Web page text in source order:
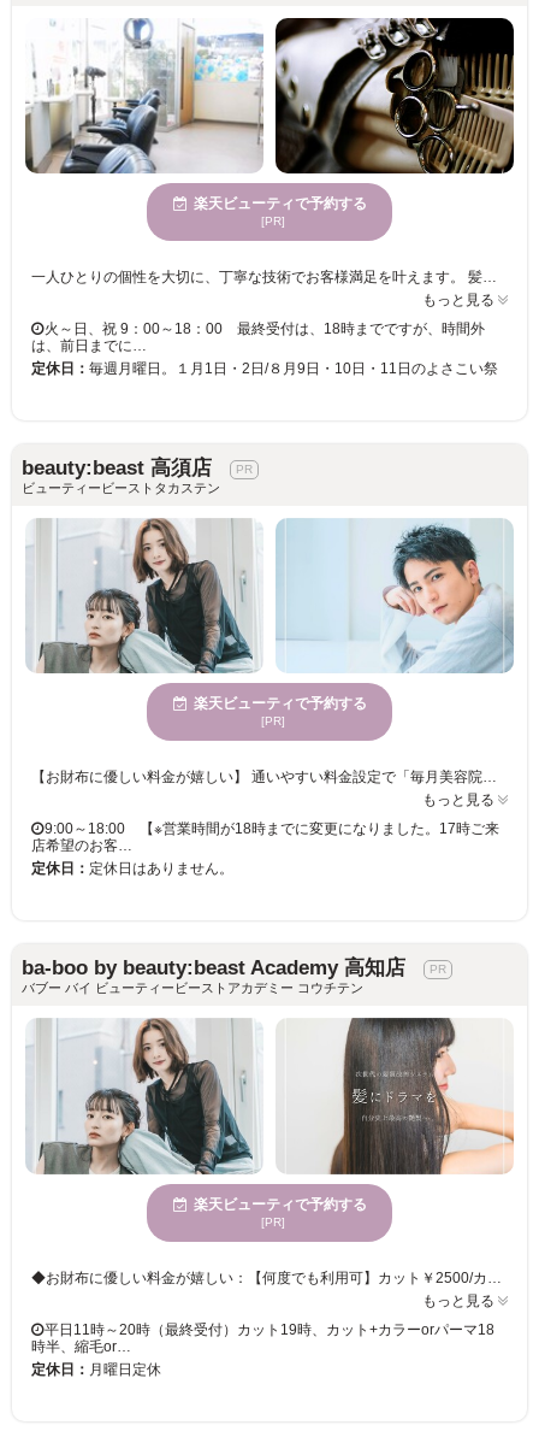
楽天ビューティで予約する
[PR]
一人ひとりの個性を大切に、丁寧な技術でお客様満足を叶えます。 髪のダメージが気になる方にオススメの毛髪判断に定評があり、クセ、髪質を見極め提案します。 再現性の高いスタイル☆忙しい朝にもサロン帰りのスタイリングが出来ると定評です◎ 【ソニル縮毛矯正】独自の縮毛矯正で施術後の手入れが簡単。 【リーフウェーブ】特許システムのパーマでウェーブの持続性が優れています。 【ヘレン・カラー】ファッションカラーからグレイカラーまで、従来のヘアカラーとは全く違った染毛メカニズムの特許ヘアカラーです。ダメージを軽減したヘアカラーで頭皮と髪にやさしく染めます。 【ダメージサプレッション-システム】ヘアカラー、パーマ、縮毛矯正等の施術にフリーチョイスでき、今までにない、艶髪になります。（特許製法商品使用） 【ファミリーで通えるから安心】メンズにも人気のサロン、お子様連れでも安心してご来店いただけます。 ☆幅広い世代から支持を受けてます◎
もっと見る
火～日、祝 9：00～18：00 最終受付は、18時までですが、時間外
は、前日までに…
定休日： 毎週月曜日。１月1日・2日/８月9日・10日・11日のよさこい祭
beauty:beast 高須店
ビューティービーストタカステン
楽天ビューティで予約する
[PR]
【お財布に優しい料金が嬉しい】 通いやすい料金設定で「毎月美容院に行きたい」「美容院で楽しく過ごしたい」というお客様の綺麗をずっと応援します！ スタイリストの技術や使用する薬剤に一切の妥協ナシ！丁寧なカウンセリングであなたの“なりたい”を叶えてくれるサロンです☆ 【メンズカットならココ】 一人一人の個性を活かし、あらゆるシーンに対応したスタイルをご提案するメンズヘアはカットがキメ手！月1のメンテナンス感覚で通える価格設定も人気の秘訣◎ 楽にキマるスタイリングや、自宅でも再現性もバッチリ！ ◇新木駅より 徒歩3分 ◇当日予約・飛び込みでのご来店OK ◇クレジットカード／PayPay／楽天ペイ利用可 ◇スパ専門店並みの極上ヘッドスパメニューあり ショート/レイヤー/髪質改善/インナー/ハイライト/キッズカット/ヘアセット/前髪カット/ヘッドスパ/縮毛矯正/ブリーチ/学割U24/白髪ぼかし/白髪染め
もっと見る
9:00～18:00 【※営業時間が18時までに変更になりました。17時ご来
店希望のお客…
定休日： 定休日はありません。
ba-boo by beauty:beast Academy 高知店
バブー バイ ビューティービーストアカデミー コウチテン
楽天ビューティで予約する
[PR]
もっと見る
平日11時～20時（最終受付）カット19時、カット+カラーorパーマ18
時半、縮毛or…
定休日： 月曜日定休